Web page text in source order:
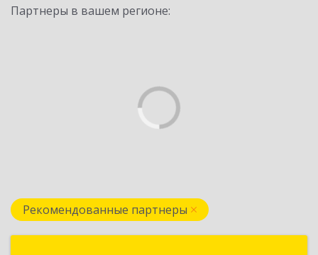
Партнеры в вашем регионе:
Рекомендованные партнеры